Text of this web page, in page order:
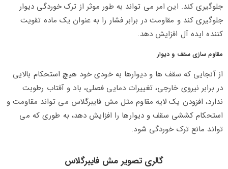
جلوگیری کند. این امر می تواند به طور موثر از ترک خوردگی دیوار
جلوگیری کند و مقاومت در برابر فشار را به عنوان یک ماده تقویت
کننده ایده آل افزایش دهد.
مقاوم سازی سقف و دیوار
از آنجایی که سقف ها و دیوارها به خودی خود هیچ استحکام بالایی
در برابر نیروی خارجی، تغییرات دمایی فصلی، باد و آفتاب رطوبت
ندارد، افزودن یک لایه مقاوم مثل مش فایبرگلاس می تواند مقاومت و
استحکام کششی سقف و دیوارها را افزایش دهد، به طوری که می
تواند مانع ترک خوردگی شود.
گالری تصویر مش فایبرگلاس